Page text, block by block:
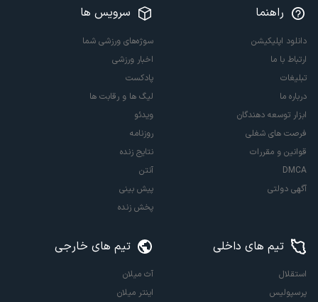
راهنما
دانلود اپلیکیشن
ارتباط با ما
تبلیغات
درباره ما
ابزار توسعه دهندگان
فرصت های شغلی
قوانین و مقررات
DMCA
آگهی دولتی
سرویس ها
سوژه‌های ورزشی شما
اخبار ورزشی
پادکست
لیگ ها و رقابت ها
ویدئو
روزنامه
نتایج زنده
آنتن
پیش بینی
پخش زنده
تیم های داخلی
استقلال
پرسپولیس
تیم های خارجی
آث میلان
اینتر میلان